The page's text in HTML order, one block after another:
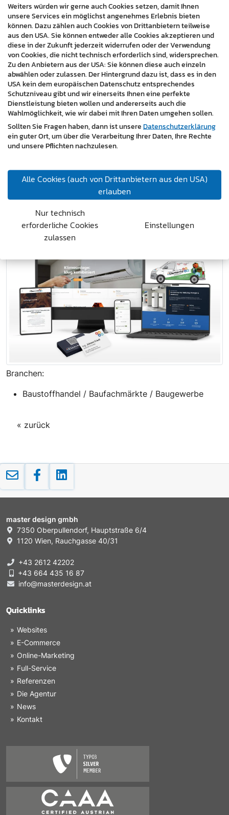
Klare und ansprechende Präsentation aller
Dienstleistungen
SEO-optimierte Texte für bessere Sichtbarkeit in
Suchmaschinen
Einheitlichen Tonfall, der die Markenidentität stärkt
Durch die ganzheitliche Umsetzung von Corporate
Design und Website verfügt die 4-ELEMENTE GmbH
nun über einen konsistenten, professionellen
Markenauftritt. Die starke visuelle Identität in
Kombination mit der neuen digitalen Präsenz
Wettbewerbsumfeld und schafft eine solide Basis für
zukünftiges Wachstum.
Branchen:
Baustoffhandel / Baufachmärkte / Baugewerbe
« zurück
master design gmbh
7350 Oberpullendorf, Hauptstraße 6/4
1120 Wien, Rauchgasse 40/31
+43 2612 42202
+43 664 435 16 87
info@masterdesign.at
Quicklinks
Websites
E-Commerce
Online-Marketing
Full-Service
Referenzen
Die Agentur
News
Kontakt
Weiters würden wir gerne auch Cookies setzen, damit Ihnen
unsere Services ein möglichst angenehmes Erlebnis bieten
können. Dazu zählen auch Cookies von Drittanbietern teilweise
aus den USA. Sie können entweder alle Cookies akzeptieren und
diese in der Zukunft jederzeit widerrufen oder der Verwendung
von Cookies, die nicht technisch erforderlich sind, widersprechen.
Zu den Anbietern aus der USA: Sie können diese auch einzeln
abwählen oder zulassen. Der Hintergrund dazu ist, dass es in den
USA kein dem europäischen Datenschutz entsprechendes
Schutzniveau gibt und wir einerseits Ihnen eine perfekte
Dienstleistung bieten wollen und andererseits auch die
Wahlmöglichkeit, wie wir dabei mit Ihren Daten umgehen sollen.
Sollten Sie Fragen haben, dann ist unsereDatenschutzerklärung
ein guter Ort, um über die Verarbeitung Ihrer Daten, Ihre Rechte
und unsere Pflichten nachzulesen.
Alle Cookies (auch von Drittanbietern aus den USA)
erlauben
Nur technisch
erforderliche Cookies
zulassen
Einstellungen